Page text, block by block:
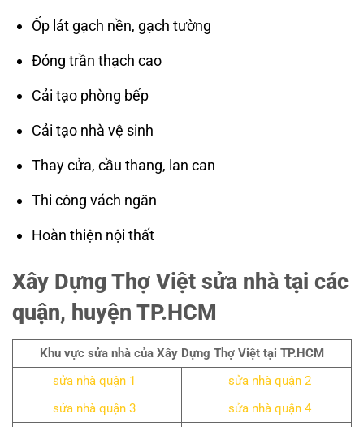
Ốp lát gạch nền, gạch tường
Đóng trần thạch cao
Cải tạo phòng bếp
Cải tạo nhà vệ sinh
Thay cửa, cầu thang, lan can
Thi công vách ngăn
Hoàn thiện nội thất
Xây Dựng Thợ Việt sửa nhà tại các
quận, huyện TP.HCM
Khu vực sửa nhà của Xây Dựng Thợ Việt tại TP.HCM
sửa nhà quận 1
sửa nhà quận 2
sửa nhà quận 3
sửa nhà quận 4